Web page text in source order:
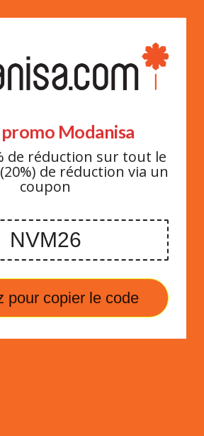
Modanisa
de réduction sur tout le
de réduction via un
coupon
pour copier le code